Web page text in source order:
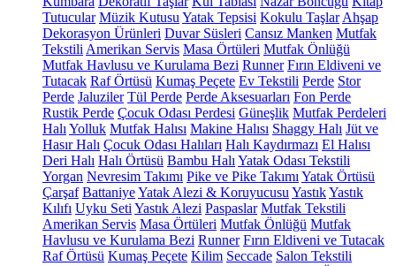
Tutucular Müzik Kutusu Yatak Tepsisi Kokulu Taşlar Ahşap
Dekorasyon Ürünleri Duvar Süsleri Cansız Manken Mutfak
Tekstili Amerikan Servis Masa Örtüleri Mutfak Önlüğü
Mutfak Havlusu ve Kurulama Bezi Runner Fırın Eldiveni ve
Tutacak Raf Örtüsü Kumaş Peçete Ev Tekstili Perde Stor
Perde Jaluziler Tül Perde Perde Aksesuarları Fon Perde
Rustik Perde Çocuk Odası Perdesi Güneşlik Mutfak Perdeleri
Halı Yolluk Mutfak Halısı Makine Halısı Shaggy Halı Jüt ve
Hasır Halı Çocuk Odası Halıları Halı Kaydırmazı El Halısı
Deri Halı Halı Örtüsü Bambu Halı Yatak Odası Tekstili
Yorgan Nevresim Takımı Pike ve Pike Takımı Yatak Örtüsü
Çarşaf BattaniyeYatak Alezi & Koruyucusu YastıkYastık
Kılıfı Uyku Seti Yastık Alezi Paspaslar Mutfak Tekstili
Amerikan Servis Masa Örtüleri Mutfak Önlüğü Mutfak
Havlusu ve Kurulama Bezi Runner Fırın Eldiveni ve Tutacak
Raf Örtüsü Kumaş Peçete Kilim Seccade Salon Tekstili